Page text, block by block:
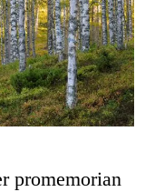
promemorian